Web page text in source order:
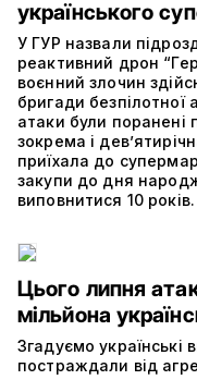
українського
У ГУР назвали
реактивний дрон
воєнний злочин
бригади безпілотної
атаки були
зокрема і
приїхала до
закупи до дня
виповнитися 10 років.
Цього липня
мільйона
Згадуємо українські
постраждали від